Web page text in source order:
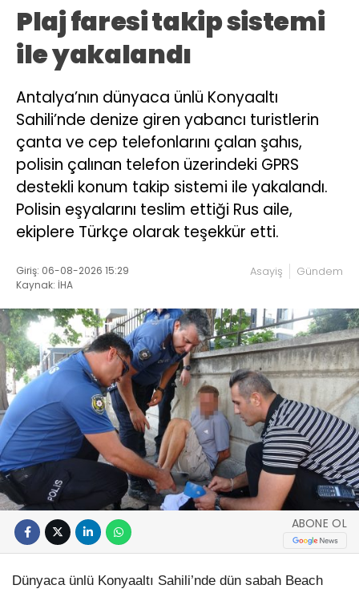
Plaj faresi takip sistemi
ile yakalandı
Antalya’nın dünyaca ünlü Konyaaltı
Sahili’nde denize giren yabancı turistlerin
çanta ve cep telefonlarını çalan şahıs,
polisin çalınan telefon üzerindeki GPRS
destekli konum takip sistemi ile yakalandı.
Polisin eşyalarını teslim ettiği Rus aile,
ekiplere Türkçe olarak teşekkür etti.
Giriş: 06-08-2026 15:29
Kaynak: İHA
Asayiş Gündem
ABONE OL
Dünyaca ünlü Konyaaltı Sahili’nde dün sabah Beach